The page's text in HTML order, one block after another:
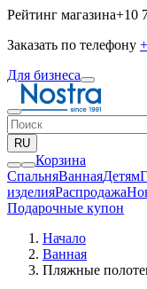
Рейтинг магазина+10
Заказать по телефону
Для бизнеса
RU
Корзина
СпальняВаннаяДетям
изделияPаспродажа
Подарочные купон
Начало
Ванная
Пляжные